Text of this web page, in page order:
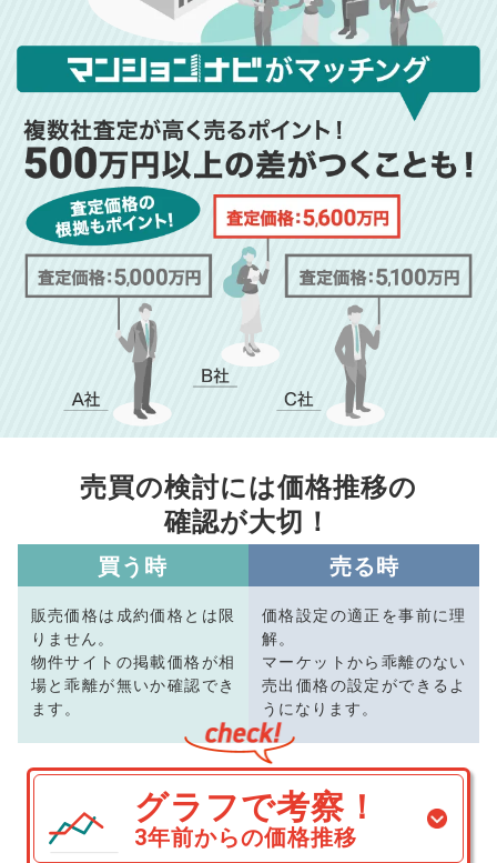
売買の検討には価格推移の
確認が大切！
買う時
販売価格は成約価格とは限
りません。
物件サイトの掲載価格が相
場と乖離が無いか確認でき
ます。
売る時
価格設定の適正を事前に理
解。
マーケットから乖離のない
売出価格の設定ができるよ
うになります。
グラフで考察！
3年前からの価格推移